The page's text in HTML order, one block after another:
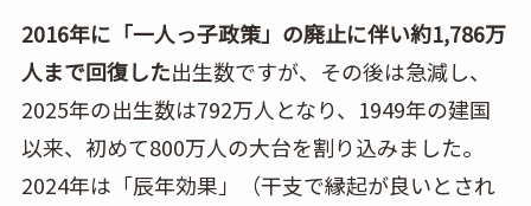
2016年に「一人っ子政策」の廃止に伴い約1,786万
人まで回復した出生数ですが、その後は急減し、
2025年の出生数は792万人となり、1949年の建国
以来、初めて800万人の大台を割り込みました。
2024年は「辰年効果」（干支で縁起が良いとされ